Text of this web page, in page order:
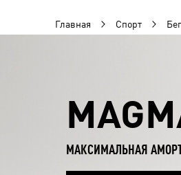
Главная Спорт
МАКСИМАЛЬНАЯ